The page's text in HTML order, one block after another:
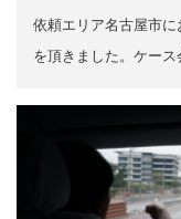
依頼エリア名古屋市
を頂きました。ケース